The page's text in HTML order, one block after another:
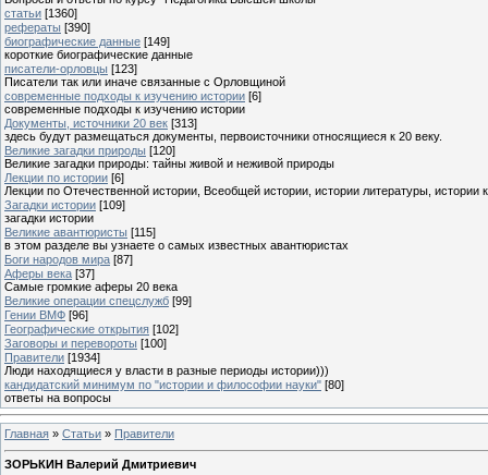
статьи [1360]
рефераты [390]
биографические данные [149]
короткие биографические данные
писатели-орловцы [123]
Писатели так или иначе связанные с Орловщиной
современные подходы к изучению истории [6]
современные подходы к изучению истории
Документы, источники 20 век [313]
здесь будут размещаться документы, первоисточники относящиеся к 20 веку.
Великие загадки природы [120]
Великие загадки природы: тайны живой и неживой природы
Лекции по истории [6]
Лекции по Отечественной истории, Всеобщей истории, истории литературы, истории
Загадки истории [109]
загадки истории
Великие авантюристы [115]
в этом разделе вы узнаете о самых известных авантюристах
Боги народов мира [87]
Аферы века [37]
Самые громкие аферы 20 века
Великие операции спецслужб [99]
Гении ВМФ [96]
Географические открытия [102]
Заговоры и перевороты [100]
Правители [1934]
Люди находящиеся у власти в разные периоды истории)))
кандидатский минимум по "истории и философии науки" [80]
ответы на вопросы
Главная » Статьи » Правители
ЗОРЬКИН Валерий Дмитриевич